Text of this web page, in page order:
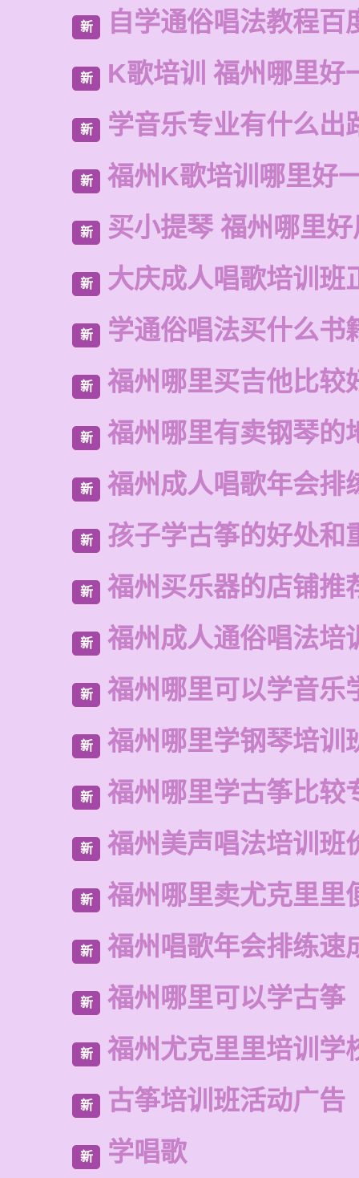
新 自学通俗唱法教程百
新 K歌培训 福州哪里好
新 学音乐专业有什么出
新 福州K歌培训哪里好
新 买小提琴 福州哪里
新 大庆成人唱歌培训班
新 学通俗唱法买什么书
新 福州哪里买吉他比较
新 福州哪里有卖钢琴的
新 福州成人唱歌年会排
新 孩子学古筝的好处和
新 福州买乐器的店铺推
新 福州成人通俗唱法培
新 福州哪里可以学音乐
新 福州哪里学钢琴培训
新 福州哪里学古筝比较
新 福州美声唱法培训班
新 福州哪里卖尤克里里
新 福州唱歌年会排练速
新 福州哪里可以学古筝
新 福州尤克里里培训学
新 古筝培训班活动广告
新 学唱歌